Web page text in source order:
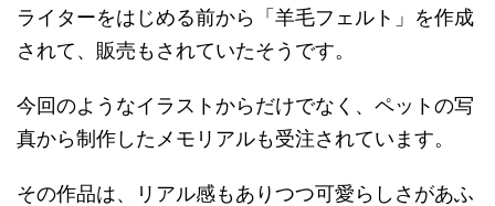
ライターをはじめる前から「羊毛フェルト」を作成
されて、販売もされていたそうです。
今回のようなイラストからだけでなく、ペットの写
真から制作したメモリアルも受注されています。
その作品は、リアル感もありつつ可愛らしさがあふ